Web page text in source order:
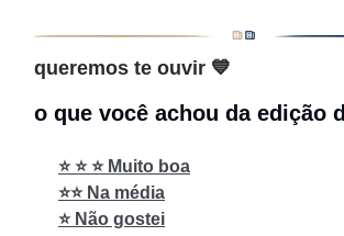
queremos te ouvir 💙
o que você achou da edição
⭐ ⭐ ⭐ Muito boa
⭐⭐ Na média
⭐ Não gostei